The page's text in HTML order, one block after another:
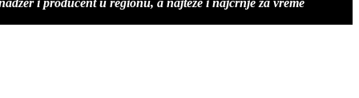
i producent u regionu, a najteže i najcrnje za vreme